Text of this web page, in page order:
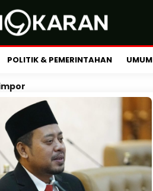
POLITIK & PEMERINTAHAN UMUM